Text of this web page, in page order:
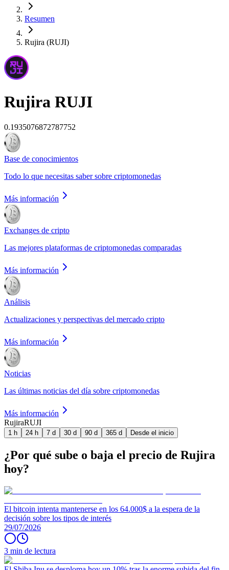
Resumen
Rujira (RUJI)
Rujira RUJI
0.1935076872787752
Base de conocimientos
Todo lo que necesitas saber sobre criptomonedas
Más información
Exchanges de cripto
Las mejores plataformas de criptomonedas comparadas
Más información
Análisis
Actualizaciones y perspectivas del mercado cripto
Más información
Noticias
Las últimas noticias del día sobre criptomonedas
Más información
RujiraRUJI
1 h 24 h 7 d 30 d 90 d 365 d Desde el inicio
¿Por qué sube o baja el precio de Rujira
hoy?
El bitcoin intenta mantenerse en los 64.000$ a la espera de la
decisión sobre los tipos de interés
29/07/2026
3 min de lectura